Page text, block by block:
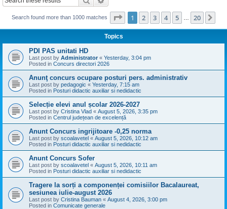
Search found more than 1000 matches Page 1of 20
1 2 3 4 5 20
Topics
PDI PAS unitati HD
Last post by Administrator « Yesterday, 3:04 pm
Posted in Concurs directori 2026
Anunţ concurs ocupare posturi pers. administrativ
Last post by pedagogic « Yesterday, 7:15 am
Posted in Posturi didactic auxiliar si nedidactic
Selecție elevi anul școlar 2026-2027
Last post by Cristina Vlad « August 5, 2026, 3:35 pm
Posted in Centrul județean de excelență
Anunt Concurs ingrijitoare -0,25 norma
Last post by scoalavetel « August 5, 2026, 10:12 am
Posted in Posturi didactic auxiliar si nedidactic
Anunt Concurs Sofer
Last post by scoalavetel « August 5, 2026, 10:11 am
Posted in Posturi didactic auxiliar si nedidactic
Tragere la sorți a componenței comisiilor Bacalaureat,
sesiunea iulie-august 2026
Last post by Cristina Bauman « August 4, 2026, 3:00 pm
Posted in Comunicate generale